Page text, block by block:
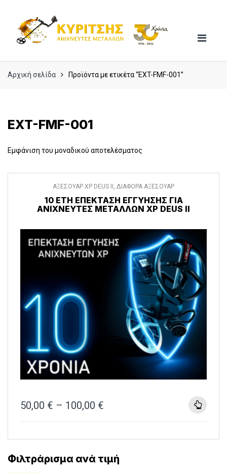
navigation
content
Αρχική σελίδα Προϊόντα με ετικέτα “EXT-FMF-001”
EXT-FMF-001
Εμφάνιση του μοναδικού αποτελέσματος
ΑΞΕΣΟΥΑΡ XP DEUS II , ΔΙΑΦΟΡΑ ΑΞΕΣΟΥΑΡ
10 ΈΤΗ ΕΠΈΚΤΑΣΗ ΕΓΓΎΗΣΗΣ ΓΙΑ
ΑΝΙΧΝΕΥΤΈΣ ΜΕΤΆΛΛΩΝ XP DEUS II
50,00 € – 100,00 €
Φιλτράρισμα ανά τιμή